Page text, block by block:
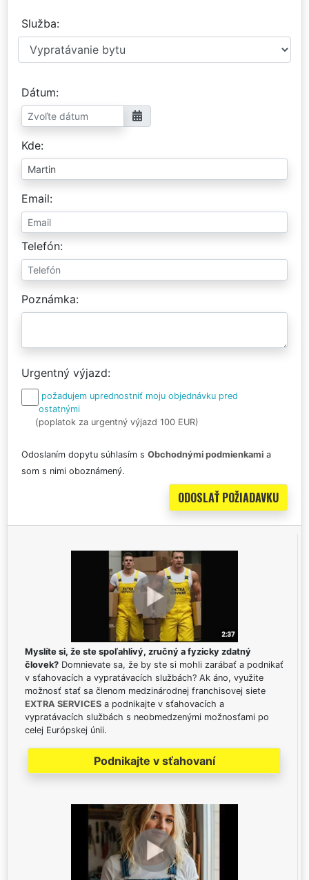
Služba
Dátum
Kde
Email
Telefón
Poznámka
Urgentný výjazd
požadujem uprednostniť moju objednávku pred
ostatnými
(poplatok za urgentný výjazd 100 EUR)
Odoslaním dopytu súhlasím s Obchodnými podmienkami a
som s nimi oboznámený.
Myslíte si, že ste spoľahlivý, zručný a fyzicky zdatný
človek? Domnievate sa, že by ste si mohli zarábať a podnikať
v sťahovacích a vypratávacích službách? Ak áno, využite
možnosť stať sa členom medzinárodnej franchisovej siete
EXTRA SERVICES a podnikajte v sťahovacích a
vypratávacích službách s neobmedzenými možnosťami po
celej Európskej únii.
Podnikajte v sťahovaní